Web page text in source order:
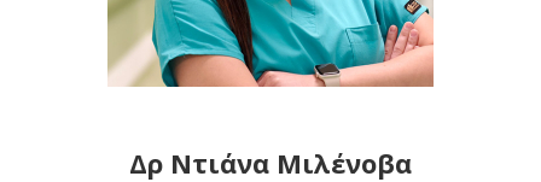
Δρ Ντιάνα Μιλένοβα